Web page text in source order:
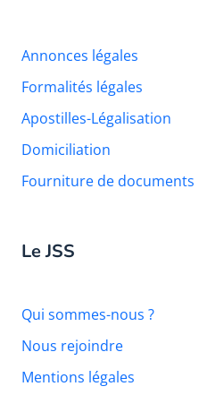
Annonces légales
Formalités légales
Apostilles-Légalisation
Domiciliation
Fourniture de documents
Le JSS
Qui sommes-nous ?
Nous rejoindre
Mentions légales